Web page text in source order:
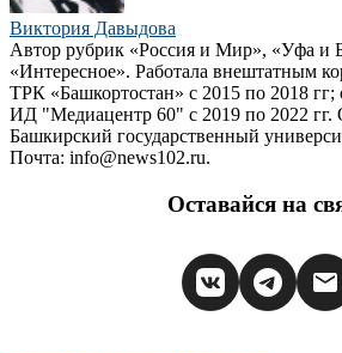
Виктория Давыдова
Автор рубрик «Россия и Мир», «Уфа и
«Интересное». Работала внештатным
ТРК «Башкортостан» с 2015 по 2018
ИД "Медиацентр 60" с 2019 по 2022 гг.
Башкирский государственный
Почта: info@news102.ru.
Оставайся на